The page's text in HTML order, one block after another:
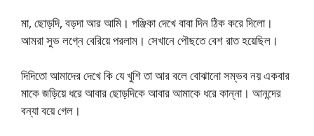
মা, ছোড়দি, বড়দা আর আমি। পঞ্জিকা দেখে বাবা দিন ঠিক করে দিলো।
আমরা সুভ লগ্নে বেরিয়ে পরলাম। সেখানে পৌছতে বেশ রাত হয়েছিল।
দিদিতো আমাদের দেখে কি যে খুশি তা আর বলে বোঝানো সম্ভব নয় একবার
মাকে জড়িয়ে ধরে আবার ছোড়দিকে আবার আমাকে ধরে কান্না। আনন্দের
বন্যা বয়ে গেল।